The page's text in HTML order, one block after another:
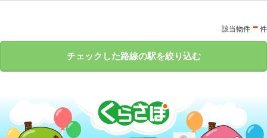
該当物件 - 件
チェックした路線の駅を絞り込む